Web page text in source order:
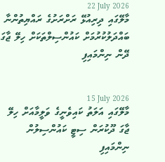
22 July 2026
މާލޭގައި ދިރިއުޅޭ ރަށްރަށުގެ ރައްޔިތުންނާ
ބައްދަލުކުރުމަށް ކައުންސިލްތަކަށް ހިލޭ ޖާގަ
ދޭން ނިންމައިފި
15 July 2026
މާލޭގައި އަލަތު ކައިވެނީގެ ވަލީމާއަށް ހިލޭ
ޖާގަ ދޫކުރަން ސިޓީ ކައުންސިލުން
ނިންމައިފި